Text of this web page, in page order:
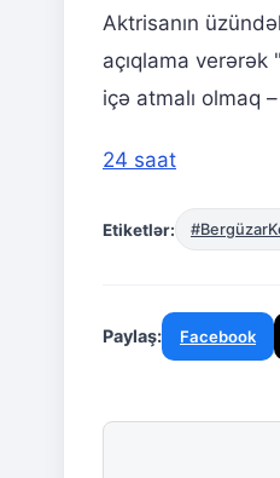
Aktrisanın
açıqlama
içə atmalı olmaq
24 saat
Etiketlər:
Paylaş: Facebook